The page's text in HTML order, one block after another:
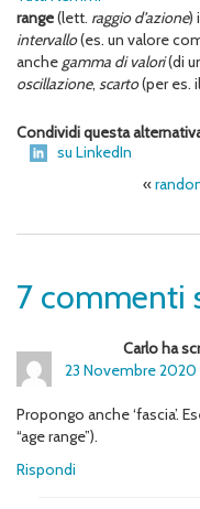
range(lett. raggio d’azione)
intervallo(es. un valore
anche gamma di valori(di
oscillazione, scarto(per es. il
Condividi questa
su LinkedIn
«
7 commenti
Carlo ha
23 Novembre 2020
Propongo anche ‘fascia’.
“age range”).
Rispondi